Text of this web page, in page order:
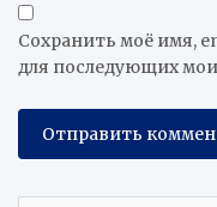
Сохранить моё имя,
для последующих